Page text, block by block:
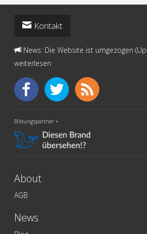
Kontakt
News: Die Website ist umgezogen
weiterlesen
Bildungspartner +
About
AGB
News